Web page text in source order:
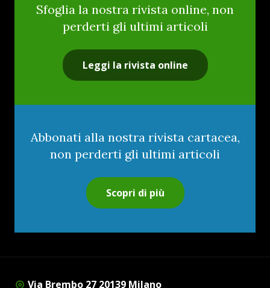
Sfoglia la nostra rivista online, non
perderti gli ultimi articoli
Leggi la rivista online
Abbonati alla nostra rivista cartacea,
non perderti gli ultimi articoli
Scopri di più
Via Brembo 27 20139 Milano